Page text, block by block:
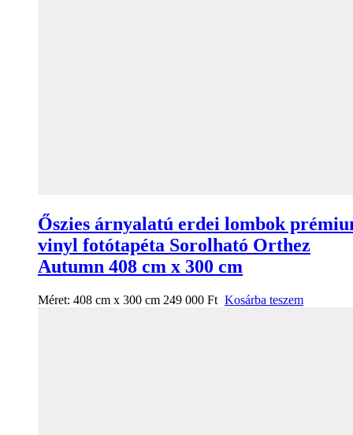
Őszies árnyalatú erdei lombok
vinyl fotótapéta Sorolható Orthez
Autumn 408 cm x 300 cm
Méret: 408 cm x 300 cm 249 000 Ft Kosárba teszem